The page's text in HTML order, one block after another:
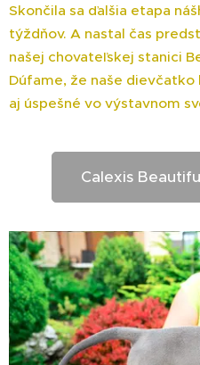
Skončila sa ďalšia etapa
týždňov. A nastal čas
našej chovateľskej stanici
Dúfame, že naše dievčatko
aj úspešné vo výstavnom
Calexis